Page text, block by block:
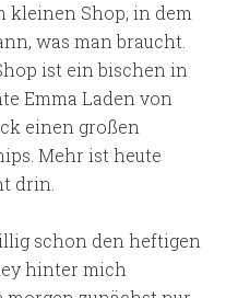
kleinen Shop, in dem
was man braucht.
ist ein bischen in
Emma Laden von
einen großen
Mehr ist heute
drin.
schon den heftigen
hinter mich